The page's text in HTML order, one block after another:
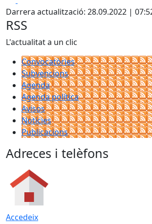
Darrera actualització: 28.09.2022 |
RSS
L'actualitat a un clic
Convocatòries
Subvencions
Agenda
Agenda política
Avisos
Notícies
Publicacions
Adreces i telèfons
Accedeix